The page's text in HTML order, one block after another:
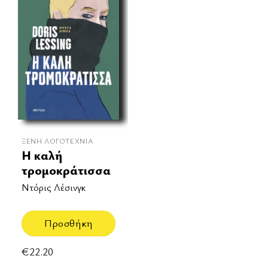
ΞΈΝΗ ΛΟΓΟΤΕΧΝΊΑ
Η καλή
τρομοκράτισσα
Ντόρις Λέσινγκ
Προσθήκη
€22.20